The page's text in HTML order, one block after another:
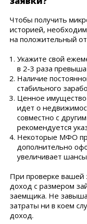
Чтобы получить
историей,
на положительный
Укажите свой
в 2-3 раза
Наличие
стабильного
Ценное имущество
идет о
совместно с
рекомендуется
Некоторые МФО
дополнительно
увеличивает
При проверке вашей
доход с размером
заемщика. Не
затраты ни в коем
доход.